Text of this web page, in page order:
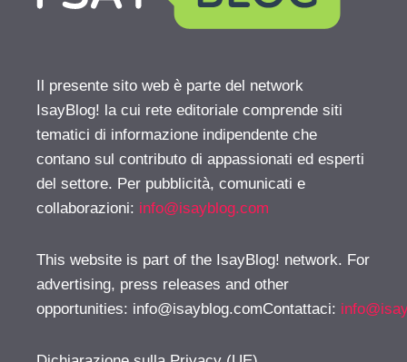
Il presente sito web è parte del network
IsayBlog! la cui rete editoriale comprende siti
tematici di informazione indipendente che
contano sul contributo di appassionati ed esperti
del settore. Per pubblicità, comunicati e
collaborazioni: info@isayblog.com
This website is part of the IsayBlog! network. For
advertising, press releases and other
opportunities: info@isayblog.comContattaci: